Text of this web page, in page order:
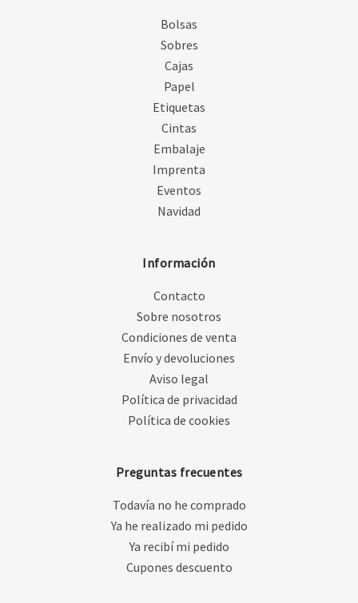
Bolsas
Sobres
Cajas
Papel
Etiquetas
Cintas
Embalaje
Imprenta
Eventos
Navidad
Información
Contacto
Sobre nosotros
Condiciones de venta
Envío y devoluciones
Aviso legal
Política de privacidad
Política de cookies
Preguntas frecuentes
Todavía no he comprado
Ya he realizado mi pedido
Ya recibí mi pedido
Cupones descuento